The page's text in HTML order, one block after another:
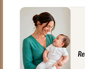
cortas o llevar al
Medidas Maleta:
56 cms Ancho
40 cms Ancho
16 cms de lomo